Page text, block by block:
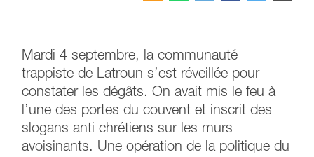
Mardi 4 septembre, la communauté
trappiste de Latroun s’est réveillée pour
constater les dégâts. On avait mis le feu à
l’une des portes du couvent et inscrit des
slogans anti chrétiens sur les murs
avoisinants. Une opération de la politique du